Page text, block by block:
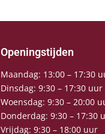
Openingstijden
Maandag: 13:00 – 17:30
Dinsdag: 9:30 – 17:30 uur
Woensdag: 9:30 – 20:00
Donderdag: 9:30 – 17:30
Vrijdag: 9:30 – 18:00 uur